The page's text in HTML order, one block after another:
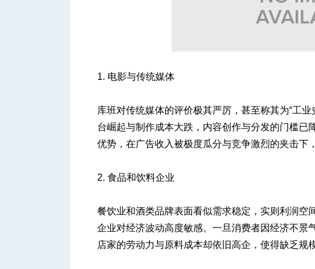
1. 电影与传统媒体
库班对传统媒体的评价极其严厉，甚至称其为“工
台崛起与制作成本大跌，内容创作与分发的门槛已
优势，在广告收入被极度瓜分与竞争激烈的夹击下
2. 食品和饮料企业
餐饮业和酒类品牌表面看似需求稳定，实则利润空
企业对经济波动高度敏感。一旦消费者因经济不景
店家的劳动力与原料成本却依旧高企，使得缺乏规